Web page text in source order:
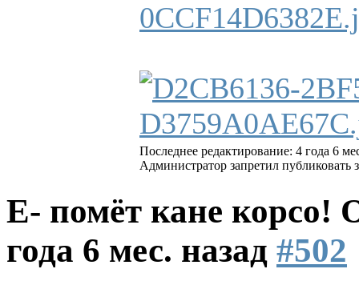
Последнее редактирование: 4 года 6
Администратор запретил публиковать
Е- помёт кане корсо!
года 6 мес. назад #502